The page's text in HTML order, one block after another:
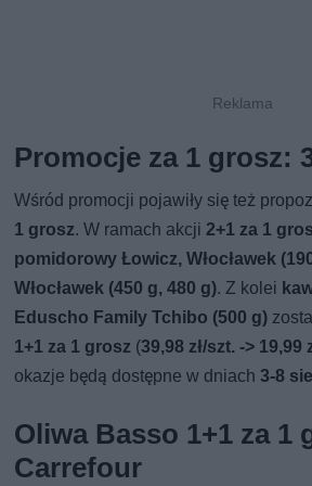
Promocje za 1 grosz:
Wśród promocji pojawiły się też
1 grosz. W ramach akcji2+1 za 1
pomidorowy Łowicz, Włocławek
Włocławek (450 g, 480 g). Z kolei
Eduscho Family Tchibo (500 g)
1+1 za 1 grosz (39,98 zł/szt. -> 19,99
okazje będą dostępne w dniach3-8
Oliwa Basso 1+1 za 1
Carrefour